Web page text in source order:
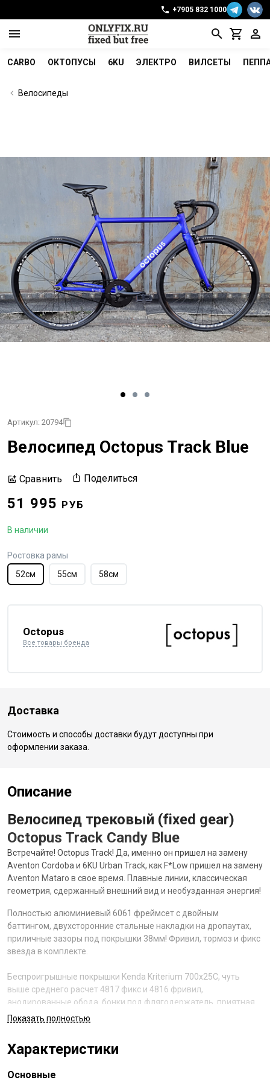
+7905 832 1000
CARBO ОКТОПУСЫ 6KU ЭЛЕКТРО ВИЛСЕТЫ
Велосипеды
Артикул: 20794
Велосипед Octopus Track Blue
Сравнить Поделиться
51 995 РУБ
В наличии
Ростовка рамы
52см
55см 58см
Octopus
Все товары бренда
Доставка
Стоимость и способы доставки будут доступны при
оформлении заказа.
Описание
Велосипед трековый (fixed gear)
Octopus Track Candy Blue
Встречайте! Octopus Track! Да, именно он пришел на замену
Aventon Cordoba и 6KU Urban Track, как F*Low пришел на замену
Aventon Mataro в свое время. Плавные линии, классическая
геометрия, сдержанный внешний вид и необузданная энергия!
Полностью алюминиевый 6061 фреймсет с двойным
баттингом, двухсторонние стальные накладки на дропаутах,
приличные зазоры под покрышки 38мм! Фривил, тормоз и фикс
звезда в комплекте.
Беспроигрышные покрышки Kenda Kriterium 700x25C, чуть
выше среднего расчет 4817 фикс и 4816 фривил,
анодированные обода, бонки под флягодержатель, приятная
обмотка, педали платформы под стрепы.
и игуана хамелеон! Три размера 52, 55 и 58см.
Втулки, рулевая, каретка на промах, система 130BCD, руль
Показать полностью
Характеристики
Основные